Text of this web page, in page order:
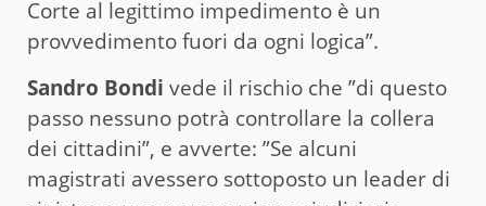
Corte al legittimo impedimento è un
provvedimento fuori da ogni logica”.
Sandro Bondi vede il rischio che ”di questo
passo nessuno potrà controllare la collera
dei cittadini”, e avverte: ”Se alcuni
magistrati avessero sottoposto un leader di